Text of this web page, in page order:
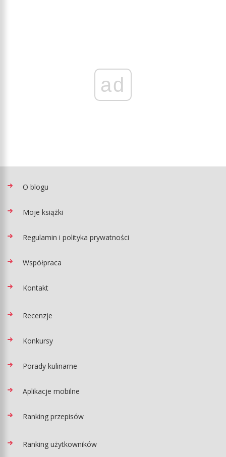
ad
O blogu
Moje książki
Regulamin i polityka prywatności
Współpraca
Kontakt
Recenzje
Konkursy
Porady kulinarne
Aplikacje mobilne
Ranking przepisów
Ranking użytkowników